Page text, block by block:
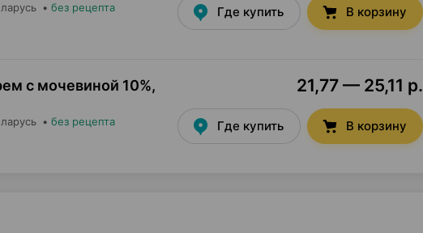
• без рецепта Где купить В корзину
с мочевиной 10%,
• без рецепта
21,77 — 25,11 р.
Где купить В корзину